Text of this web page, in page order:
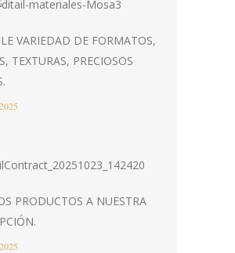
VARIEDAD DE FORMATOS,
TEXTURAS, PRECIOSOS
PRODUCTOS A NUESTRA